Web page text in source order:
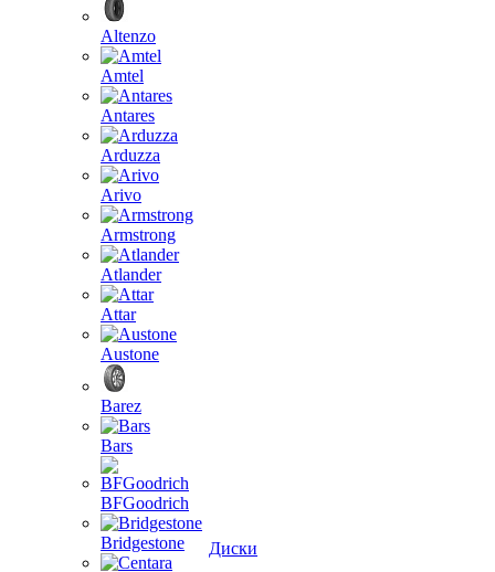
Altenzo
Amtel
Antares
Arduzza
Arivo
Armstrong
Atlander
Attar
Austone
Barez
Bars
BFGoodrich
Bridgestone
Диски